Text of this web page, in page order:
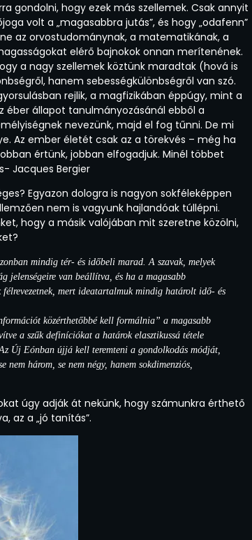
gondolni, hogy ezek más szellemek. Csak annyit
volt a „magasabbra jutás”, és hogy „odafenn”
az orvostudománynak, a matematikának, a
elérő bajnokok onnan merítenének.
a nagy szellemek köztünk maradtak (hová is
hanem sebességkülönbségről van szó.
rejlik, a magfizikában éppúgy, mint a
éber állapot tanulmányozásánál ebből a
nevezünk, majd el fog tűnni. De mi
Az ember életét csak az a törekvés – még ha
értünk, jobban elfogadjuk. Minél többet
Jacques Bergier
Egyazon dologra is nagyon sokféleképpen
nem is vagyunk hajlandóak túllépni.
hogy a másik valójában mit szeretne közölni,
mindig tér- és időbeli marad. A szavak, melyek
jelenségeire van beállítva, és ha a magasabb
mert ideatartalmuk mindig határolt idő- és
közérthetőbbé kell formálnia” a magasabb
a szűk definíciókat a határok elasztikussá tétele
Új Eónban újjá kell teremteni a gondolkodás módját,
nem három, se nem négy, hanem sokdimenziós,
úgy adják át nekünk, hogy számunkra érthető
az a „jó tanítás”.